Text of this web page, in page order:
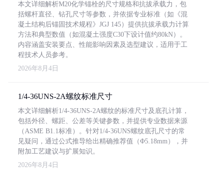
本文详细解析M20化学锚栓的尺寸规格和抗拔承载力，包
括螺杆直径、钻孔尺寸等参数，并依据专业标准（如《混
凝土结构后锚固技术规程》JGJ 145）提供抗拔承载力计算
方法和典型数值（如混凝土强度C30下设计值约80kN）。
内容涵盖安装要点、性能影响因素及选型建议，适用于工
程技术人员参考。
2026年8月4日
1/4-36UNS-2A螺纹标准尺寸
本文详细解析1/4-36UNS-2A螺纹的标准尺寸及底孔计算，
包括外径、螺距、公差等关键参数，并提供专业数据来源
（ASME B1.1标准）。针对1/4-36UNS螺纹底孔尺寸的常
见疑问，通过公式推导给出精确推荐值（Φ5.18mm），并
附加工艺建议与扩展知识。
2026年8月4日